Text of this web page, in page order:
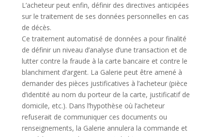
L’acheteur peut enfin, définir des directives anticipées
sur le traitement de ses données personnelles en cas
de décès.
Ce traitement automatisé de données a pour finalité
de définir un niveau d’analyse d’une transaction et de
lutter contre la fraude à la carte bancaire et contre le
blanchiment d’argent. La Galerie peut être amené à
demander des pièces justificatives à l’acheteur (pièce
d’identité au nom du porteur de la carte, justificatif de
domicile, etc.). Dans l’hypothèse où l’acheteur
refuserait de communiquer ces documents ou
renseignements, la Galerie annulera la commande et